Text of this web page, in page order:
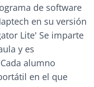
de software
en su versión
Lite' Se imparte
y es
alumno
en el que